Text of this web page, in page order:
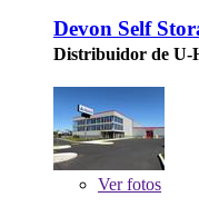
Devon Self
Distribuidor de U-
Verfotos